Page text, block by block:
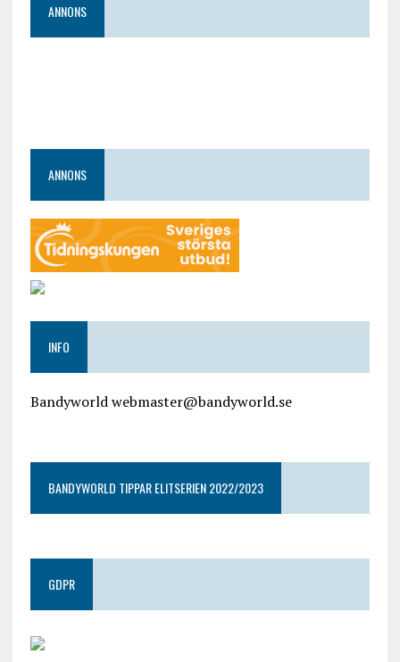
ANNONS
ANNONS
INFO
Bandyworld webmaster@bandyworld.se
BANDYWORLD TIPPAR ELITSERIEN 2022/2023
GDPR